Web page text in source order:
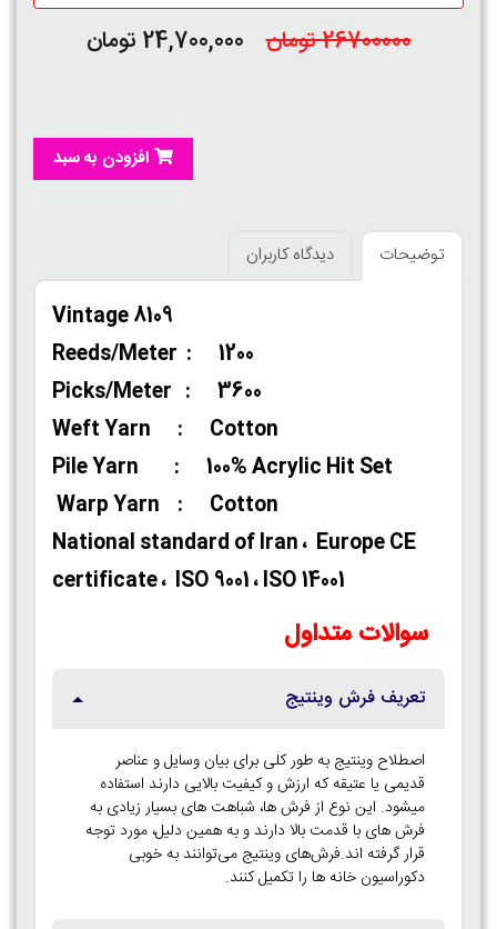
26700000 تومان 24,700,000 تومان
افزودن به سبد
توضیحات دیدگاه کاربران
Vintage 8109
Reeds/Meter : 1200
Picks/Meter : 3600
Weft Yarn : Cotton
Pile Yarn : 100% Acrylic Hit Set
Warp Yarn : Cotton
National standard of Iran ، Europe CE
certificate ، ISO 9001 ، ISO 14001
سوالات متداول
تعریف فرش وینتیج
اصطلاح وینتیج به طور کلی برای بیان وسایل و عناصر
قدیمی یا عتیقه که ارزش و کیفیت بالایی دارند استفاده
میشود. این نوع از فرش‌ ها، شباهت‌ های بسیار زیادی به
فرش‌ های با قدمت بالا دارند و به همین دلیل، مورد توجه
قرار گرفته‌ اند.فرش‌های وینتیج می‌توانند به خوبی
دکوراسیون خانه‌ ها را تکمیل کنند.